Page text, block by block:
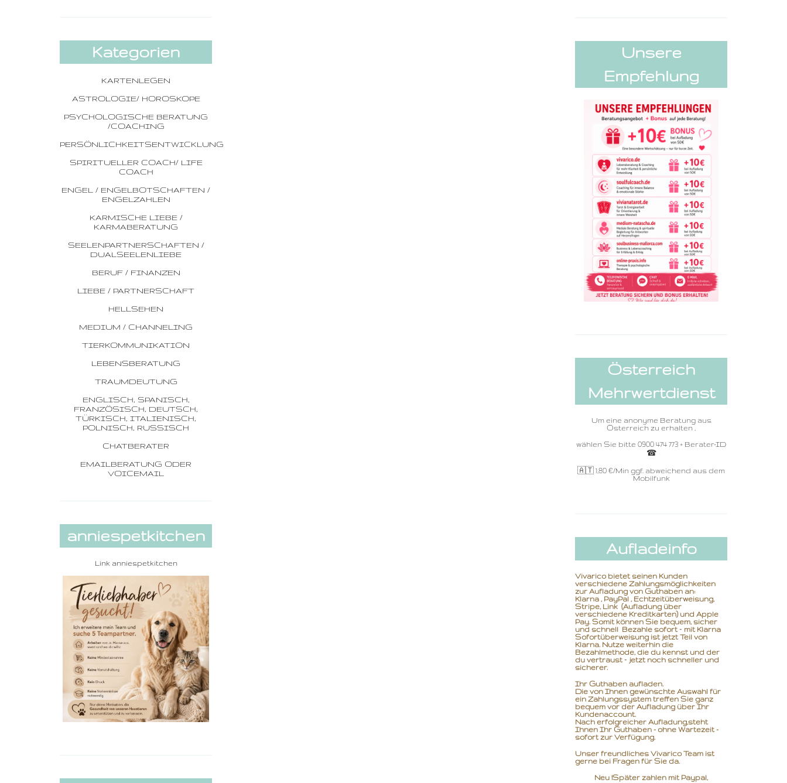
Kategorien
KARTENLEGEN
ASTROLOGIE/ HOROSKOPE
PSYCHOLOGISCHE BERATUNG
/COACHING
PERSÖNLICHKEITSENTWICKLUNG
SPIRITUELLER COACH/ LIFE
COACH
ENGEL / ENGELBOTSCHAFTEN /
ENGELZAHLEN
KARMISCHE LIEBE /
KARMABERATUNG
SEELENPARTNERSCHAFTEN /
DUALSEELENLIEBE
BERUF / FINANZEN
LIEBE / PARTNERSCHAFT
HELLSEHEN
MEDIUM / CHANNELING
TIERKOMMUNIKATION
LEBENSBERATUNG
TRAUMDEUTUNG
ENGLISCH, SPANISCH,
FRANZÖSISCH, DEUTSCH,
TÜRKISCH, ITALIENISCH,
POLNISCH, RUSSISCH
CHATBERATER
EMAILBERATUNG ODER
VOICEMAIL
anniespetkitchen
Link anniespetkitchen
Unsere
Empfehlung
Österreich
Mehrwertdienst
Um eine anonyme Beratung aus
Österreich zu erhalten ,
wählen Sie bitte 0900 474 773 + Berater-ID
☎ ️
🇦🇹 1,80 €/Min ggf. abweichend aus dem
Mobilfunk
Aufladeinfo
Vivarico bietet seinen Kunden
verschiedene Zahlungsmöglichkeiten
zur Aufladung von Guthaben an:
Klarna , PayPal , Echtzeitüberweisung,
Stripe, Link (Aufladung über
verschiedene Kreditkarten) und Apple
Pay. Somit können Sie bequem, sicher
und schnell Bezahle sofort – mit Klarna
Sofortüberweisung ist jetzt Teil von
Klarna. Nutze weiterhin die
Bezahlmethode, die du kennst und der
du vertraust – jetzt noch schneller und
sicherer.
Ihr Guthaben aufladen.
Die von Ihnen gewünschte Auswahl für
ein Zahlungssystem treffen Sie ganz
bequem vor der Aufladung über Ihr
Kundenaccount.
Nach erfolgreicher Aufladung,steht
Ihnen Ihr Guthaben - ohne Wartezeit -
sofort zur Verfügung.
Unser freundliches Vivarico Team ist
gerne bei Fragen für Sie da.
Neu !Später zahlen mit Paypal,